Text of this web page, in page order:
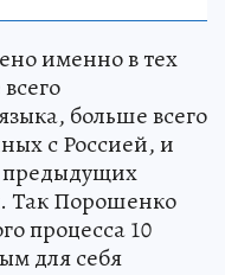
именно в тех
больше всего
с Россией, и
предыдущих
Так Порошенко
процесса 10
для себя